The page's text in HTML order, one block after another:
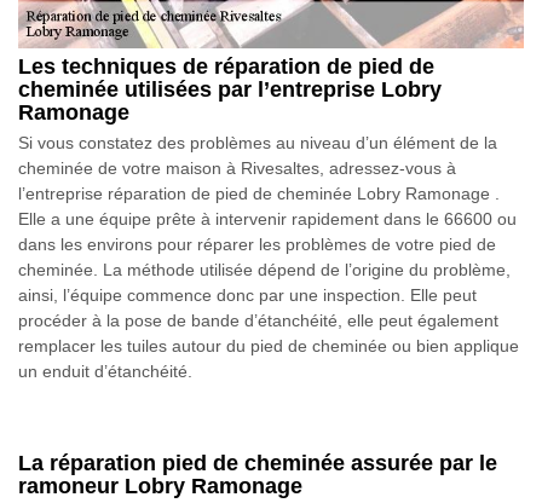
Les techniques de réparation de pied de
cheminée utilisées par l’entreprise Lobry
Ramonage
Si vous constatez des problèmes au niveau d’un élément de la
cheminée de votre maison à Rivesaltes, adressez-vous à
l’entreprise réparation de pied de cheminée Lobry Ramonage .
Elle a une équipe prête à intervenir rapidement dans le 66600 ou
dans les environs pour réparer les problèmes de votre pied de
cheminée. La méthode utilisée dépend de l’origine du problème,
ainsi, l’équipe commence donc par une inspection. Elle peut
procéder à la pose de bande d’étanchéité, elle peut également
remplacer les tuiles autour du pied de cheminée ou bien applique
un enduit d’étanchéité.
La réparation pied de cheminée assurée par le
ramoneur Lobry Ramonage